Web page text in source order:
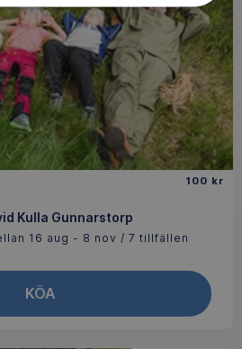
100 kr
Kulla Gunnarstorp
16 aug - 8 nov / 7 tillfällen
KÖA